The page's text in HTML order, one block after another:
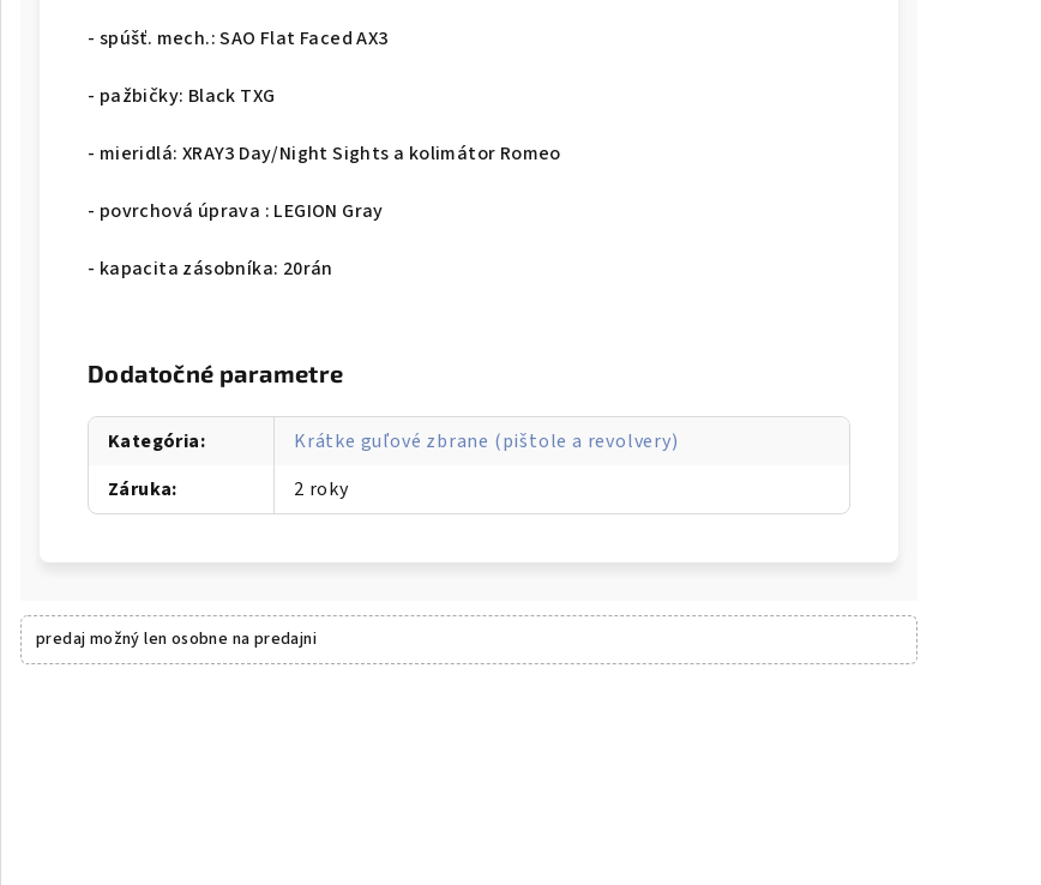
- spúšť. mech.: SAO Flat Faced AX3
- pažbičky: Black TXG
- mieridlá: XRAY3 Day/Night Sights a kolimátor Romeo
- povrchová úprava : LEGION Gray
- kapacita zásobníka: 20rán
Dodatočné parametre
Kategória:
Krátke guľové zbrane (pištole a revolvery)
Záruka: 2 roky
predaj možný len osobne na predajni